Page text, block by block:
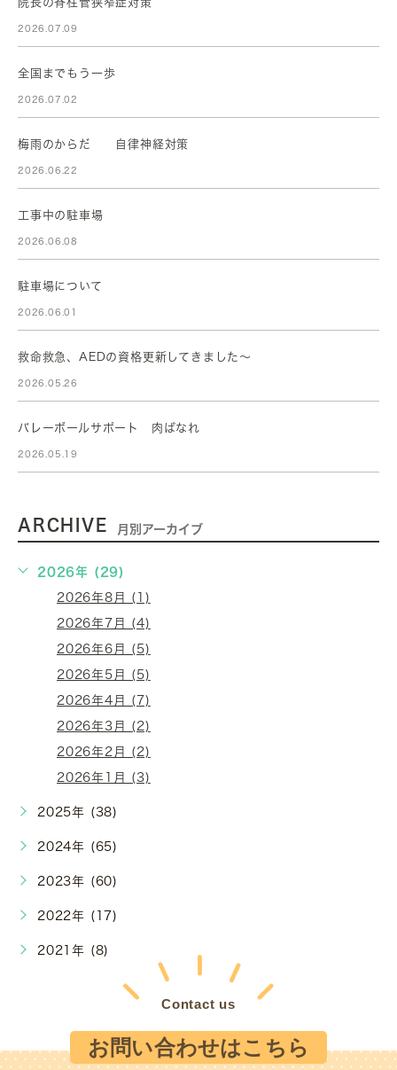
2026.07.09
全国までもう一歩
2026.07.02
梅雨のからだ 自律神経対策
2026.06.22
工事中の駐車場
2026.06.08
駐車場について
2026.06.01
救命救急、AEDの資格更新してきました～
2026.05.26
バレーボールサポート 肉ばなれ
2026.05.19
ARCHIVE 月別アーカイブ
2026年 (29)
2026年8月 (1)
2026年7月 (4)
2026年6月 (5)
2026年5月 (5)
2026年4月 (7)
2026年3月 (2)
2026年2月 (2)
2026年1月 (3)
2025年 (38)
2024年 (65)
2023年 (60)
2022年 (17)
2021年 (8)
Contact us
お問い合わせはこちら